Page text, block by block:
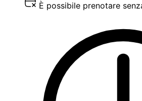
È possibile prenotare